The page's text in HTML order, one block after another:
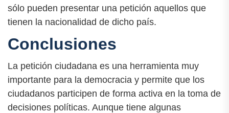
sólo pueden presentar una petición aquellos que
tienen la nacionalidad de dicho país.
Conclusiones
La petición ciudadana es una herramienta muy
importante para la democracia y permite que los
ciudadanos participen de forma activa en la toma de
decisiones políticas. Aunque tiene algunas